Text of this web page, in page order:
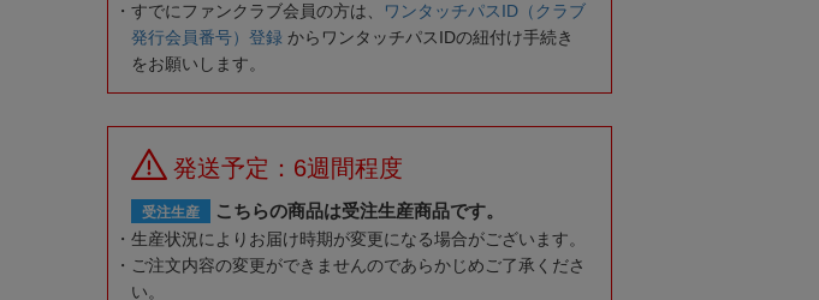
すでにファンクラブ会員の方は、
ワンタッチパスID（クラブ
発行会員番号）登録 からワンタッチパスIDの紐付け手続き
をお願いします。
発送予定：6週間程度
受注生産 こちらの商品は受注生産商品です。
生産状況によりお届け時期が変更になる場合がございます。
ご注文内容の変更ができませんのであらかじめご了承くださ
い。